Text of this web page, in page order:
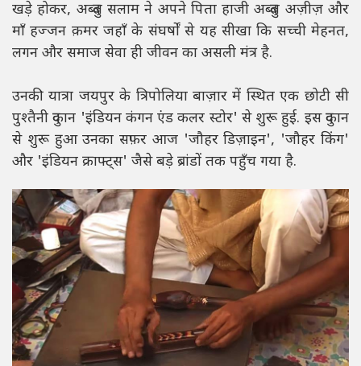
खड़े होकर, अब्दुल सलाम ने अपने पिता हाजी अब्दुल अज़ीज़ और
माँ हज्जन क़मर जहाँ के संघर्षों से यह सीखा कि सच्ची मेहनत,
लगन और समाज सेवा ही जीवन का असली मंत्र है.
उनकी यात्रा जयपुर के त्रिपोलिया बाज़ार में स्थित एक छोटी सी
पुश्तैनी दुकान 'इंडियन कंगन एंड कलर स्टोर' से शुरू हुई. इस दुकान
से शुरू हुआ उनका सफ़र आज 'जौहर डिज़ाइन', 'जौहर किंग'
और 'इंडियन क्राफ्ट्स' जैसे बड़े ब्रांडों तक पहुँच गया है.